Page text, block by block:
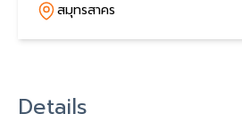
สมุทรสาคร
Details